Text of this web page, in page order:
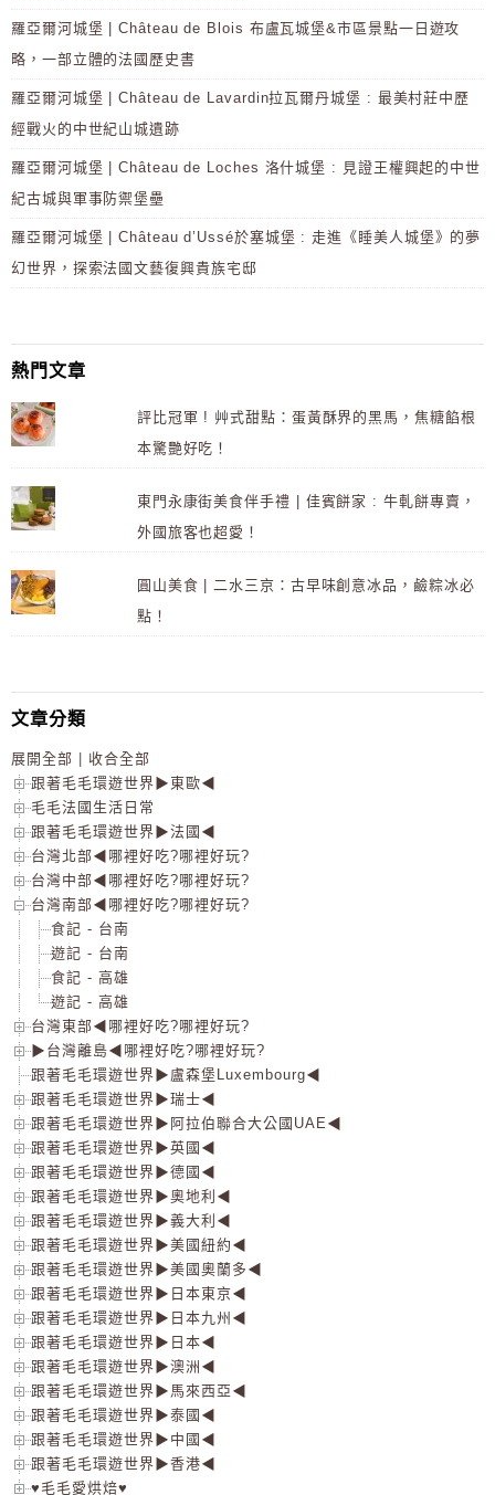
羅亞爾河城堡 | Château de Blois 布盧瓦城堡&市區景點一日遊攻
略，一部立體的法國歷史書
羅亞爾河城堡 | Château de Lavardin拉瓦爾丹城堡 : 最美村莊中歷
經戰火的中世紀山城遺跡
羅亞爾河城堡 | Château de Loches 洛什城堡 : 見證王權興起的中世
紀古城與軍事防禦堡壘
羅亞爾河城堡 | Château d’Ussé於塞城堡 : 走進《睡美人城堡》的夢
幻世界，探索法國文藝復興貴族宅邸
熱門文章
評比冠軍 ! 艸式甜點：蛋黃酥界的黑馬，焦糖餡根
本驚艷好吃！
東門永康街美食伴手禮 | 佳賓餅家 : 牛軋餅專賣，
外國旅客也超愛！
圓山美食 | 二水三京：古早味創意冰品，鹼粽冰必
點！
文章分類
展開全部
收合全部
跟著毛毛環遊世界▶東歐◀
毛毛法國生活日常
跟著毛毛環遊世界▶法國◀
台灣北部◀哪裡好吃?哪裡好玩?
台灣中部◀哪裡好吃?哪裡好玩?
台灣南部◀哪裡好吃?哪裡好玩?
食記 - 台南
遊記 - 台南
食記 - 高雄
遊記 - 高雄
台灣東部◀哪裡好吃?哪裡好玩?
▶台灣離島◀哪裡好吃?哪裡好玩?
跟著毛毛環遊世界▶盧森堡Luxembourg◀
跟著毛毛環遊世界▶瑞士◀
跟著毛毛環遊世界▶阿拉伯聯合大公國UAE◀
跟著毛毛環遊世界▶英國◀
跟著毛毛環遊世界▶德國◀
跟著毛毛環遊世界▶奧地利◀
跟著毛毛環遊世界▶義大利◀
跟著毛毛環遊世界▶美國紐約◀
跟著毛毛環遊世界▶美國奧蘭多◀
跟著毛毛環遊世界▶日本東京◀
跟著毛毛環遊世界▶日本九州◀
跟著毛毛環遊世界▶日本◀
跟著毛毛環遊世界▶澳洲◀
跟著毛毛環遊世界▶馬來西亞◀
跟著毛毛環遊世界▶泰國◀
跟著毛毛環遊世界▶中國◀
跟著毛毛環遊世界▶香港◀
♥毛毛愛烘焙♥